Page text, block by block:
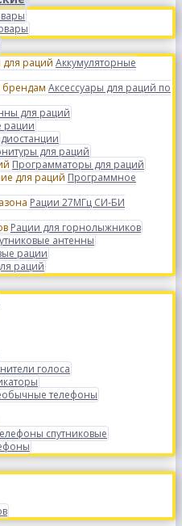
Аккумуляторные
Аксессуары для раций по
для раций
рации
для раций
Программаторы для раций
Программное
Рации 27МГц СИ-БИ
Рации для горнолыжников
антенны
рации
раций
голоса
телефоны
спутниковые